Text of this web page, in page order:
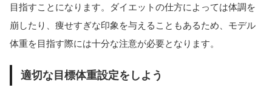
目指すことになります。ダイエットの仕方によっては体調を
崩したり、痩せすぎな印象を与えることもあるため、モデル
体重を目指す際には十分な注意が必要となります。
適切な目標体重設定をしよう